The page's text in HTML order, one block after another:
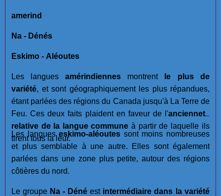
amerind
Na - Dénés
Eskimo - Aléoutes
Les langues amérindiennes montrent
le plus de
variété, et sont géographiquement les plus répandues,
étant parlées des régions du Canada jusqu'à La Terre de
Feu. Ces deux faits plaident en faveur de l'ancienneté
relative de la langue commune à partir de laquelle ils
tirent tous la leur.
Les langueseskimo-aléoutes sont moins nombreuses
et plus semblable à une autre. Elles sont également
parlées dans une zone plus petite, autour des régions
côtières du nord.
Le groupe Na - Déné est intermédiaire dans la variété